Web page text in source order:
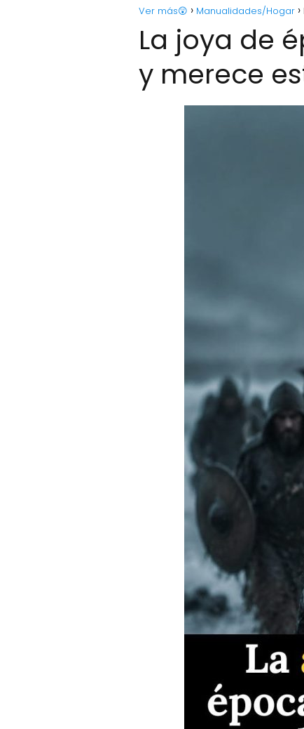
Ver más😲 Manualidades/Hogar
La joya de
y merece